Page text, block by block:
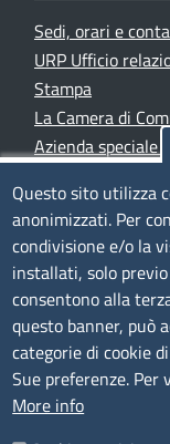
Sedi, orari e
URP Ufficio
Stampa
La Camera di
Azienda speciale
Albo Online
Amministrazione
Bandi e concorsi
Segnalazioni
Accessibilità
IBAN e
Questo sito utilizza
anonimizzati. Per
condivisione e/o la
installati, solo
consentono alla
questo banner, può
categorie di cookie
Sue preferenze. Per
More info